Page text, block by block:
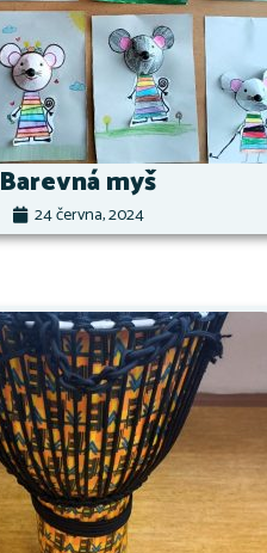
Barevná myš
24 června, 2024